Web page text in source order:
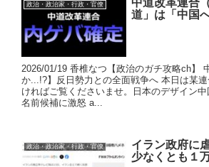
政治・政治家・行政・官僚
道」は「中国
2026/01/19 香椎なつ【政治のガチ攻略ch】
か...!?】反日勢力との全面戦争へ 本日は某
ければご覧くださいませ。日本のデザイン
名前候補に激怒 a...
政治・政治家・行政・官僚
イラン政府に
少なくとも１